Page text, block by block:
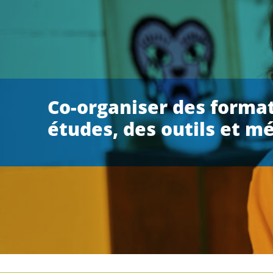
Co-organiser des
études, des outils et